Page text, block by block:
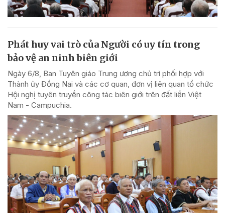
Phát huy vai trò của Người có uy tín trong
bảo vệ an ninh biên giới
Ngày 6/8, Ban Tuyên giáo Trung ương chủ trì phối hợp với
Thành ủy Đồng Nai và các cơ quan, đơn vị liên quan tổ chức
Hội nghị tuyên truyền công tác biên giới trên đất liền Việt
Nam - Campuchia.